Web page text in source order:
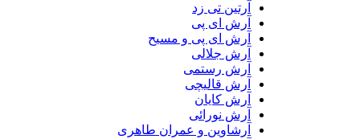
آرتین تی زد
آرش ای پی
آرش ای پی و مسیح
آرش جلالی
آرش رستمی
آرش قالیچی
آرش کایان
آرش نورائی
آرشاوین و عمران طاهری